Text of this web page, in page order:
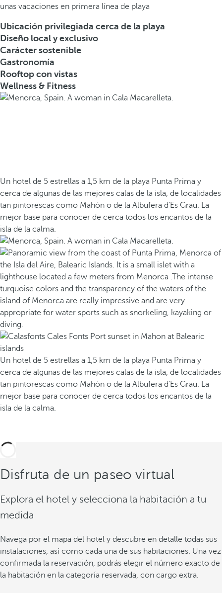
unas vacaciones en primera línea de playa
Ubicación privilegiada cerca de la playa
Diseño local y exclusivo
Carácter sostenible
Gastronomía
Rooftop con vistas
Wellness & Fitness
Un hotel de 5 estrellas a 1,5 km de la playa Punta Prima y
cerca de algunas de las mejores calas de la isla, de localidades
tan pintorescas como Mahón o de la Albufera d’Es Grau. La
mejor base para conocer de cerca todos los encantos de la
isla de la calma.
Un hotel de 5 estrellas a 1,5 km de la playa Punta Prima y
cerca de algunas de las mejores calas de la isla, de localidades
tan pintorescas como Mahón o de la Albufera d’Es Grau. La
mejor base para conocer de cerca todos los encantos de la
isla de la calma.
Disfruta de un paseo virtual
Explora el hotel y selecciona la habitación a tu
medida
Navega por el mapa del hotel y descubre en detalle todas sus
instalaciones, así como cada una de sus habitaciones. Una vez
confirmada la reservación, podrás elegir el número exacto de
la habitación en la categoría reservada, con cargo extra.